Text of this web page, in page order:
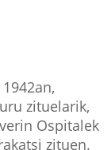
zituelarik,
Ospitalek
zituen.